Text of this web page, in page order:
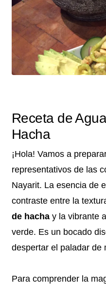
Receta de
Hacha
¡Hola! Vamos a
representativos de las
Nayarit. La esencia de
contraste entre la
de hacha y la vibrante
verde. Es un bocado
despertar el paladar de
Para comprender la